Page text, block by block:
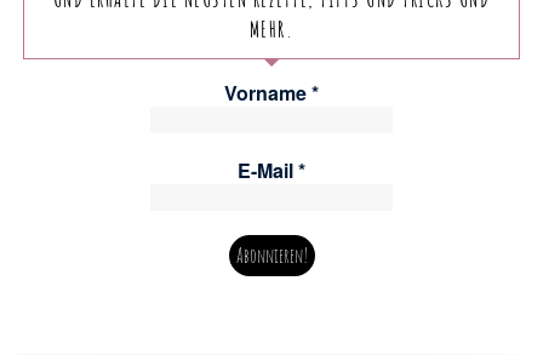
MEHR.
Vorname*
E-Mail*